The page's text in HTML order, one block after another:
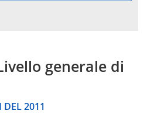
generale di
2011